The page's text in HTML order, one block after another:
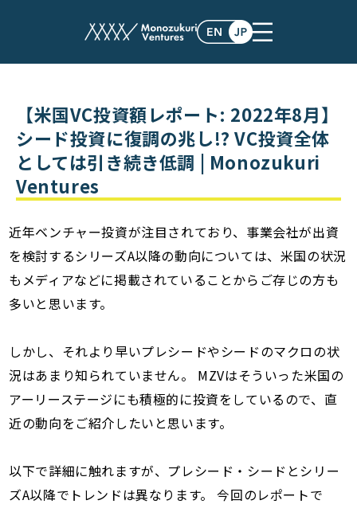
post
【米国VC投資額レポート: 2022年8月】
シード投資に復調の兆し!? VC投資全体
としては引き続き低調 | Monozukuri
Ventures
近年ベンチャー投資が注目されており、事業会社が出資
を検討するシリーズA以降の動向については、米国の状況
もメディアなどに掲載されていることからご存じの方も
多いと思います。
しかし、それより早いプレシードやシードのマクロの状
況はあまり知られていません。 MZVはそういった米国の
アーリーステージにも積極的に投資をしているので、直
近の動向をご紹介したいと思います。
以下で詳細に触れますが、プレシード・シードとシリー
ズA以降でトレンドは異なります。 今回のレポートで